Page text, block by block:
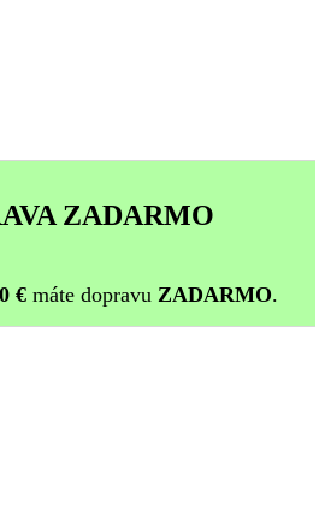
ZADARMO
€ máte dopravu ZADARMO.